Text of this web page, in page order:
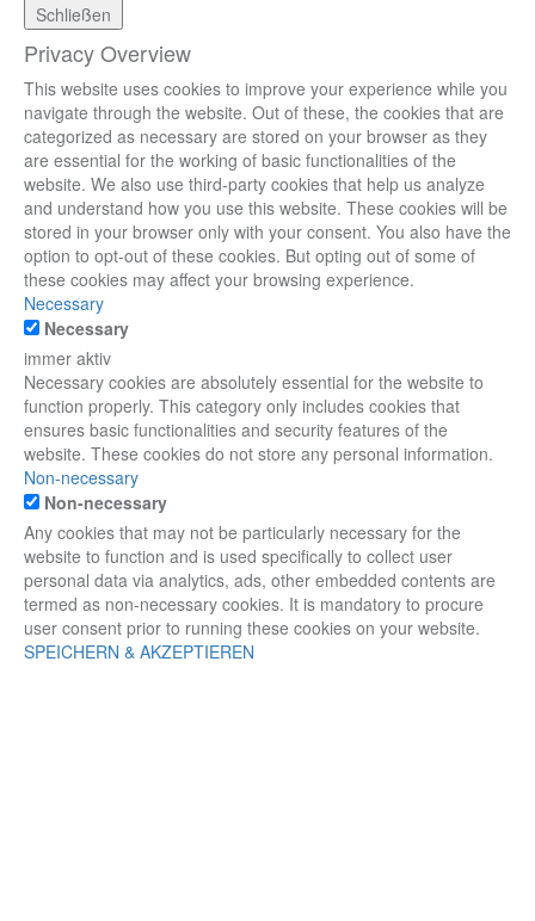
Schließen
Privacy Overview
This website uses cookies to improve your experience while you
navigate through the website. Out of these, the cookies that are
categorized as necessary are stored on your browser as they
are essential for the working of basic functionalities of the
website. We also use third-party cookies that help us analyze
and understand how you use this website. These cookies will be
stored in your browser only with your consent. You also have the
option to opt-out of these cookies. But opting out of some of
these cookies may affect your browsing experience.
Necessary
Necessary
immer aktiv
Necessary cookies are absolutely essential for the website to
function properly. This category only includes cookies that
ensures basic functionalities and security features of the
website. These cookies do not store any personal information.
Non-necessary
Non-necessary
Any cookies that may not be particularly necessary for the
website to function and is used specifically to collect user
personal data via analytics, ads, other embedded contents are
termed as non-necessary cookies. It is mandatory to procure
user consent prior to running these cookies on your website.
SPEICHERN & AKZEPTIEREN